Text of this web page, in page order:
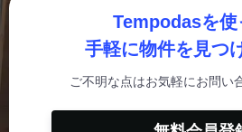
Tempodasを使
手軽に物件を見つ
ご不明な点はお気軽にお問い